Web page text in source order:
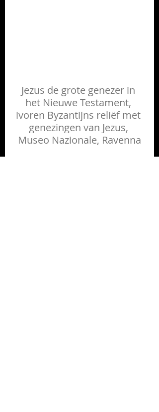
Jezus de grote genezer in
het Nieuwe Testament,
ivoren Byzantijns reliëf met
genezingen van Jezus,
Museo Nazionale, Ravenna